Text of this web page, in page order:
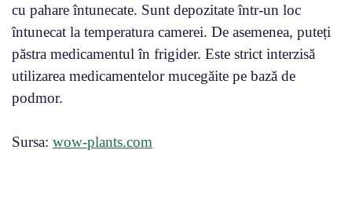
cu pahare întunecate. Sunt depozitate într-un loc
întunecat la temperatura camerei. De asemenea, puteți
păstra medicamentul în frigider. Este strict interzisă
utilizarea medicamentelor mucegăite pe bază de
podmor.
Sursa: wow-plants.com